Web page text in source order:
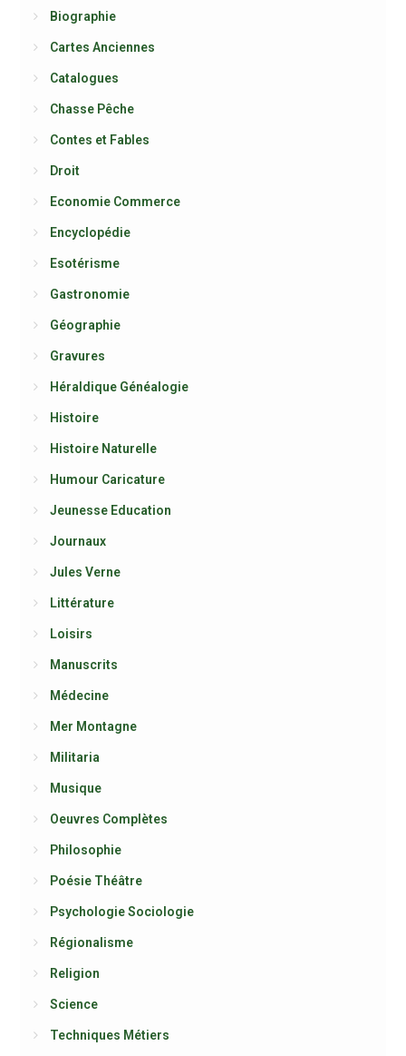
Biographie
Cartes Anciennes
Catalogues
Chasse Pêche
Contes et Fables
Droit
Economie Commerce
Encyclopédie
Esotérisme
Gastronomie
Géographie
Gravures
Héraldique Généalogie
Histoire
Histoire Naturelle
Humour Caricature
Jeunesse Education
Journaux
Jules Verne
Littérature
Loisirs
Manuscrits
Médecine
Mer Montagne
Militaria
Musique
Oeuvres Complètes
Philosophie
Poésie Théâtre
Psychologie Sociologie
Régionalisme
Religion
Science
Techniques Métiers